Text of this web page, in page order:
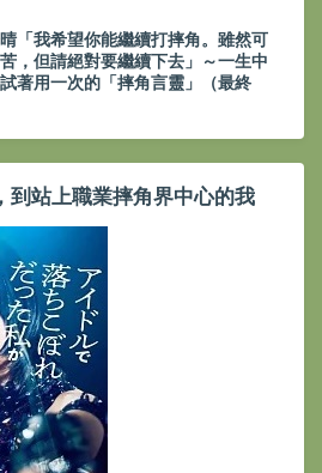
「我希望你能繼續打摔角。雖然可
，但請絕對要繼續下去」～一生中
著用一次的「摔角言靈」（最終
到站上職業摔角界中心的我